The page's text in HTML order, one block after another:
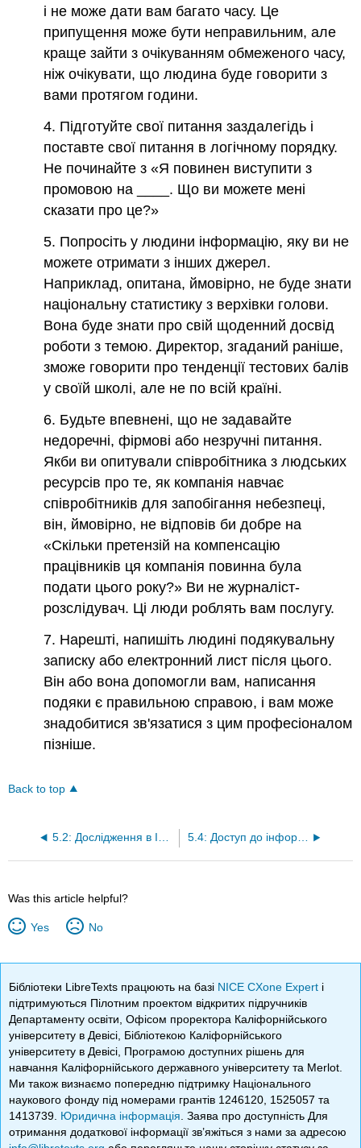
і не може дати вам багато часу. Це
припущення може бути неправильним, але
краще зайти з очікуванням обмеженого часу,
ніж очікувати, що людина буде говорити з
вами протягом години.
4. Підготуйте свої питання заздалегідь і
поставте свої питання в логічному порядку.
Не починайте з «Я повинен виступити з
промовою на ____. Що ви можете мені
сказати про це?»
5. Попросіть у людини інформацію, яку ви не
можете отримати з інших джерел.
Наприклад, опитана, ймовірно, не буде знати
національну статистику з верхівки голови.
Вона буде знати про свій щоденний досвід
роботи з темою. Директор, згаданий раніше,
зможе говорити про тенденції тестових балів
у своїй школі, але не по всій країні.
6. Будьте впевнені, що не задавайте
недоречні, фірмові або незручні питання.
Якби ви опитували співробітника з людських
ресурсів про те, як компанія навчає
співробітників для запобігання небезпеці,
він, ймовірно, не відповів би добре на
«Скільки претензій на компенсацію
працівників ця компанія повинна була
подати цього року?» Ви не журналіст-
розслідувач. Ці люди роблять вам послугу.
7. Нарешті, напишіть людині подякувальну
записку або електронний лист після цього.
Він або вона допомогли вам, написання
подяки є правильною справою, і вам може
знадобитися зв'язатися з цим професіоналом
пізніше.
Back to top
5.4: Доступ до інформації через бібліотеку
Was this article helpful?
Yes No
Бібліотеки LibreTexts працюють на базі NICE CXone Expert і
підтримуються Пілотним проектом відкритих підручників
Департаменту освіти, Офісом проректора Каліфорнійського
університету в Девісі, Бібліотекою Каліфорнійського
університету в Девісі, Програмою доступних рішень для
навчання Каліфорнійського державного університету та Merlot.
Ми також визнаємо попередню підтримку Національного
наукового фонду під номерами грантів 1246120, 1525057 та
1413739. Юридична інформація . Заява про доступність Для
отримання додаткової інформації зв’яжіться з нами за адресою